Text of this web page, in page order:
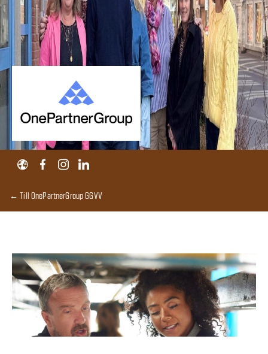
← Till OnePartnerGroup GGVV